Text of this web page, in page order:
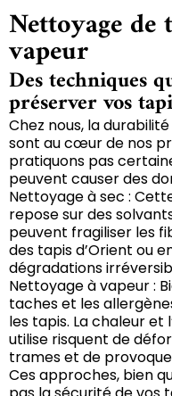
Nettoyage de
vapeur
Des techniques
préserver vos
Chez nous, la
sont au cœur de nos
pratiquons pas
peuvent causer des
Nettoyage à sec :
repose sur des
peuvent fragiliser les
des tapis d’Orient ou
dégradations
Nettoyage à vapeur :
taches et les
les tapis. La chaleur et
utilise risquent de
trames et de
Ces approches, bien